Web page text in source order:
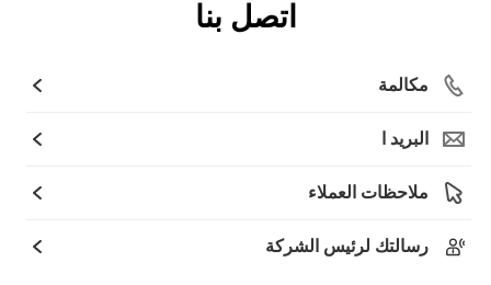
اتصل بنا
مكالمة
البريد ا
ملاحظات العملاء
رسالتك لرئيس الشركة